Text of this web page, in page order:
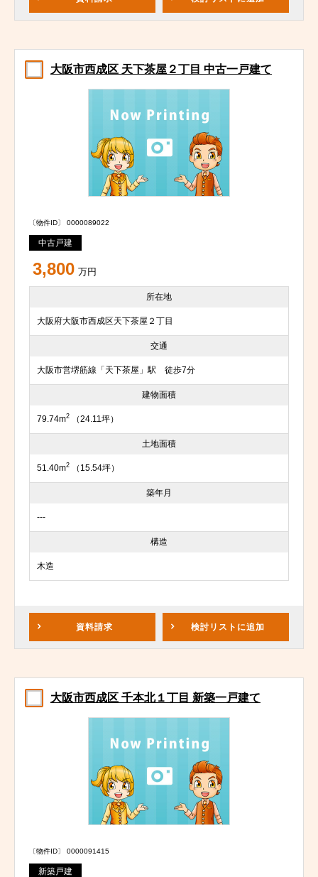
大阪市西成区 天下茶屋２丁目 中古一戸建て
〔物件ID〕 0000089022
中古戸建
3,800 万円
所在地
大阪府大阪市西成区天下茶屋２丁目
交通
大阪市営堺筋線「天下茶屋」駅 徒歩7分
建物面積
79.74m2 （24.11坪）
土地面積
51.40m2 （15.54坪）
築年月
---
構造
木造
資料請求 検討リスト に追加
大阪市西成区 千本北１丁目 新築一戸建て
〔物件ID〕 0000091415
新築戸建